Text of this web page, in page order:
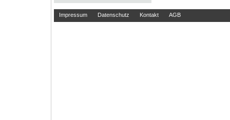
Impressum Datenschutz Kontakt AGB